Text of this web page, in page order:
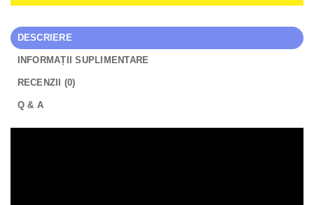
DESCRIERE
INFORMAȚII SUPLIMENTARE
RECENZII (0)
Q & A